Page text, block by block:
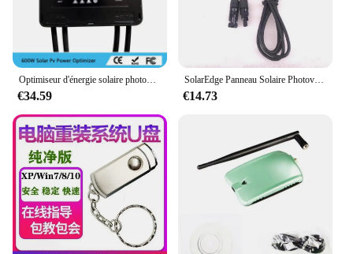
Optimiseur d'énergie solaire photovoltaïque 600W optimiseur d'énergie solaire optimiseur pv onduleur haute compatibilité 99.99% stable fiable
€34.59
SolarEdge Panneau Solaire Photovoltaïque MPPT Power Optimizer P320-5NC4ARS Stabilise la Tension pour Améliorer la Capacité
€14.73